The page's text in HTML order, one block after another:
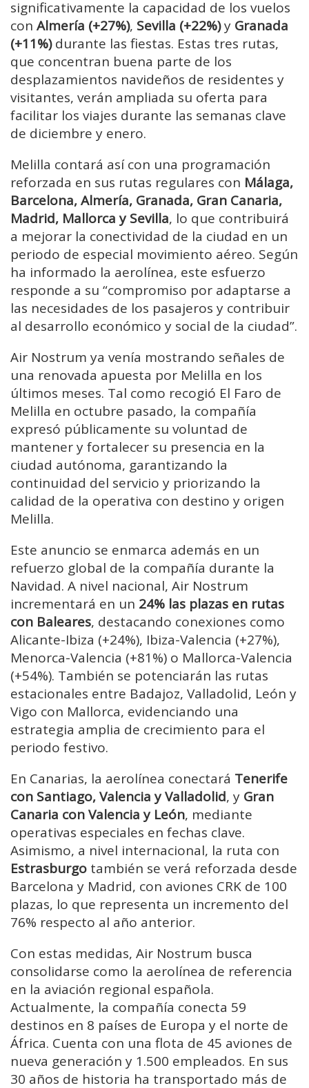
significativamente la capacidad de los vuelos
con Almería (+27%), Sevilla (+22%)y Granada
(+11%)durante las fiestas. Estas tres rutas,
que concentran buena parte de los
desplazamientos navideños de residentes y
visitantes, verán ampliada su oferta para
facilitar los viajes durante las semanas clave
de diciembre y enero.
Melilla contará así con una programación
reforzada en sus rutas regulares con Málaga,
Barcelona, Almería, Granada, Gran Canaria,
Madrid, Mallorca y Sevilla, lo que contribuirá
a mejorar la conectividad de la ciudad en un
periodo de especial movimiento aéreo. Según
ha informado la aerolínea, este esfuerzo
responde a su “compromiso por adaptarse a
las necesidades de los pasajeros y contribuir
al desarrollo económico y social de la ciudad”.
Air Nostrum ya venía mostrando señales de
una renovada apuesta por Melilla en los
últimos meses. Tal como recogió El Faro de
Melilla en octubre pasado, la compañía
expresó públicamente su voluntad de
mantener y fortalecer su presencia en la
ciudad autónoma, garantizando la
continuidad del servicio y priorizando la
calidad de la operativa con destino y origen
Melilla.
Este anuncio se enmarca además en un
refuerzo global de la compañía durante la
Navidad. A nivel nacional, Air Nostrum
incrementará en un 24% las plazas en rutas
con Baleares, destacando conexiones como
Alicante-Ibiza (+24%), Ibiza-Valencia (+27%),
Menorca-Valencia (+81%) o Mallorca-Valencia
(+54%). También se potenciarán las rutas
estacionales entre Badajoz, Valladolid, León y
Vigo con Mallorca, evidenciando una
estrategia amplia de crecimiento para el
periodo festivo.
En Canarias, la aerolínea conectará Tenerife
con Santiago, Valencia y Valladolid, y Gran
Canaria con Valencia y León, mediante
operativas especiales en fechas clave.
Asimismo, a nivel internacional, la ruta con
Estrasburgo también se verá reforzada desde
Barcelona y Madrid, con aviones CRK de 100
plazas, lo que representa un incremento del
76% respecto al año anterior.
Con estas medidas, Air Nostrum busca
consolidarse como la aerolínea de referencia
en la aviación regional española.
Actualmente, la compañía conecta 59
destinos en 8 países de Europa y el norte de
África. Cuenta con una flota de 45 aviones de
nueva generación y 1.500 empleados. En sus
30 años de historia ha transportado más de